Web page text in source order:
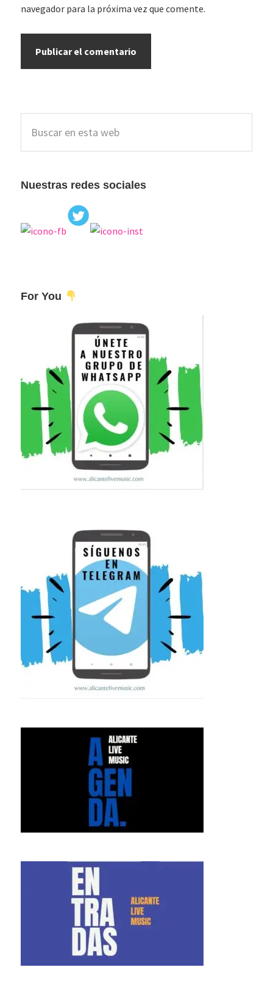
navegador para la próxima vez que comente.
Barra
lateral
esta
Nuestras redes sociales
For You